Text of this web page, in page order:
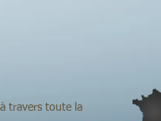
travers toute la